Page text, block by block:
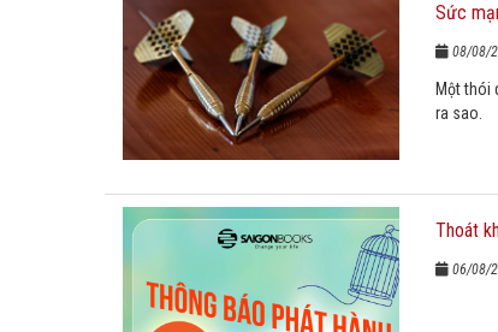
Sức
08/08/
Một thói
ra sao.
Thoát
06/08/